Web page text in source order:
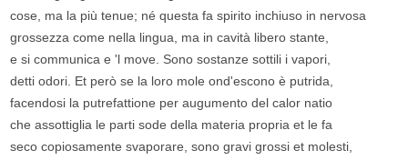
cose, ma la più tenue; né questa fa spirito inchiuso in nervosa
grossezza come nella lingua, ma in cavità libero stante,
e si communica e 'l move. Sono sostanze sottili i vapori,
detti odori. Et però se la loro mole ond'escono è putrida,
facendosi la putrefattione per augumento del calor natio
che assottiglia le parti sode della materia propria et le fa
seco copiosamente svaporare, sono gravi grossi et molesti,